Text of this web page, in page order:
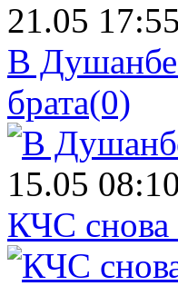
21.05 17:55
В Душанбе
брата(0)
15.05 08:10
КЧС снова